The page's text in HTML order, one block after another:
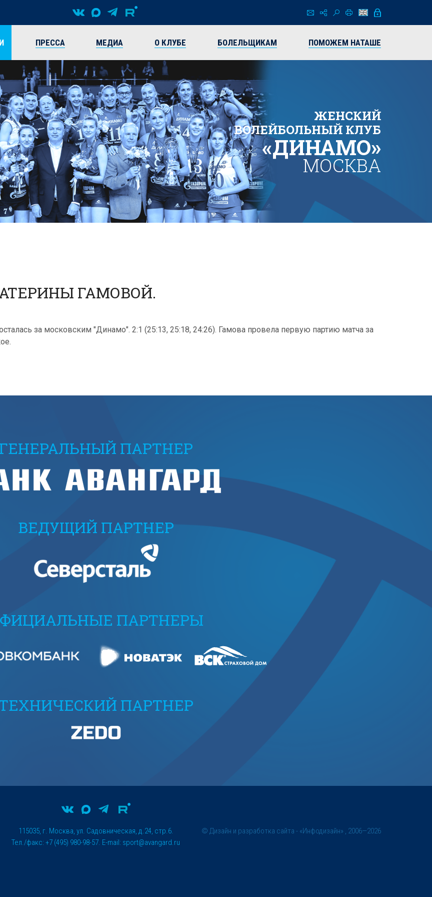
ПРЕССА МЕДИА О КЛУБЕ БОЛЕЛЬЩИКАМ ПОМОЖЕМ НАТАШЕ
ЖЕНСКИЙ
ВОЛЕЙБОЛЬНЫЙ КЛУБ
«ДИНАМО»
МОСКВА
ГАМОВОЙ.
за московским "Динамо". 2:1 (25:13, 25:18, 24:26). Гамова провела первую партию матча за
ГЕНЕРАЛЬНЫЙ ПАРТНЕР
ВЕДУЩИЙ ПАРТНЕР
ПАРТНЕРЫ
ПАРТНЕР
115035, г. Москва, ул. Садовническая, д.24, стр.6.
Тел./факс: +7 (495) 980-98-57. E-mail: sport@avangard.ru
© Дизайн и разработка сайта - «Инфодизайн» , 2006—2026